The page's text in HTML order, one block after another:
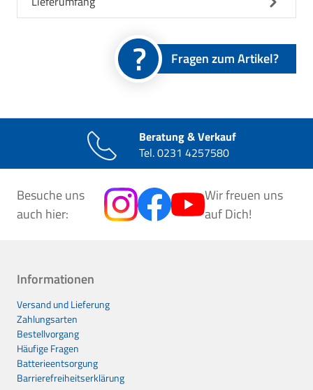
Fragen zum Artikel?
Beratung & Verkauf
Tel.0231 4257580
Besuche uns
auch hier:
Wir freuen uns
auf Dich!
Informationen
Versand und Lieferung
Zahlungsarten
Bestellvorgang
Häufige Fragen
Batterieentsorgung
Barrierefreiheitserklärung